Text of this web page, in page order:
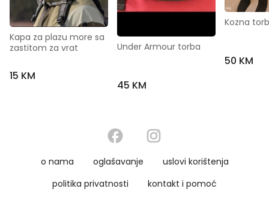
Kapa za plazu more sa
zastitom za vrat
15 KM
Under Armour torba
45 KM
Kozna
50 KM
o nama oglašavanje
uslovi korištenja
politika privatnosti
kontakt i pomoć